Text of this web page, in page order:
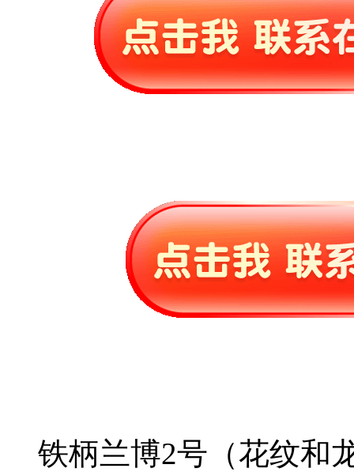
铁柄兰博2号（花纹和